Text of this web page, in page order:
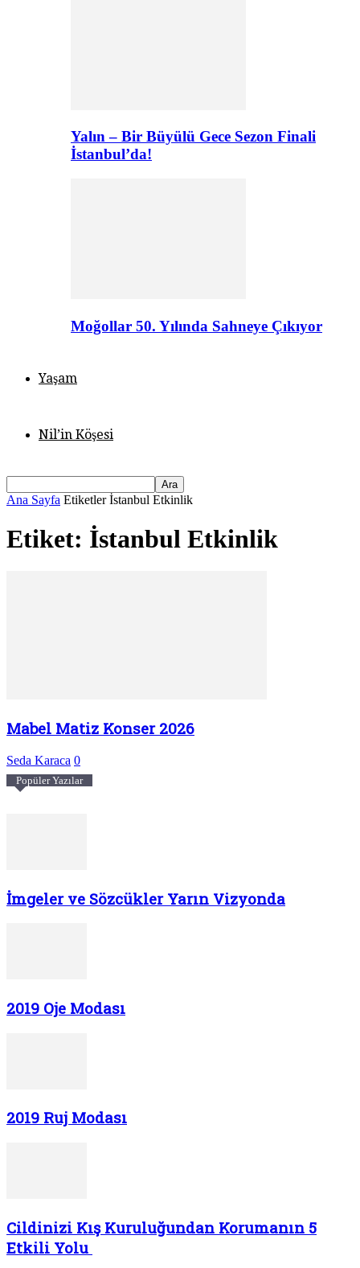
Yalın – Bir Büyülü Gece Sezon Finali
İstanbul’da!
Moğollar 50. Yılında Sahneye Çıkıyor
Yaşam
Nil’in Köşesi
Ana Sayfa Etiketler İstanbul Etkinlik
Etiket: İstanbul Etkinlik
Mabel Matiz Konser 2026
Seda Karaca 0
Popüler Yazılar
İmgeler ve Sözcükler Yarın Vizyonda
2019 Oje Modası
2019 Ruj Modası
Cildinizi Kış Kuruluğundan Korumanın 5
Etkili Yolu